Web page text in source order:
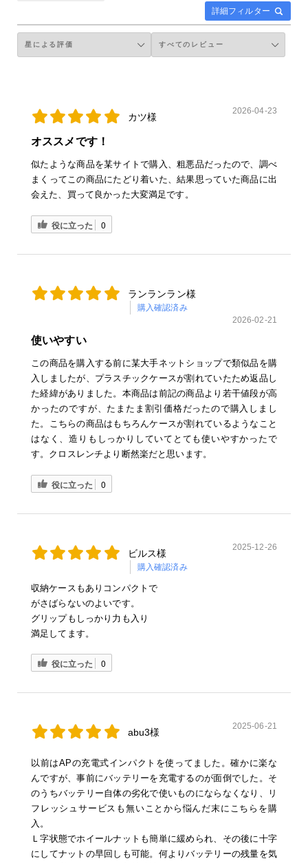
詳細フィルター
カツ様
2026-04-23
オススメです！
似たような商品を某サイトで購入、粗悪品だったので、調べ
まくってこの商品にたどり着いた、結果思っていた商品に出
会えた、買って良かった大変満足です。
役に立った 0
ランランラン様
購入確認済み
2026-02-21
使いやすい
この商品を購入する前に某大手ネットショップで類似品を購
入しましたが、プラスチックケースが割れていたため返品し
た経緯がありました。本商品は前記の商品より若干値段が高
かったのですが、たまたま割引価格だったので購入しまし
た。こちらの商品はもちろんケースが割れているようなこと
はなく、造りもしっかりしていてとても使いやすかったで
す。クロスレンチより断然楽だと思います。
役に立った 0
ビルス様
購入確認済み
2025-12-26
収納ケースもありコンパクトで
がさばらないのよいです。
グリップもしっかり力も入り
満足してます。
役に立った 0
abu3様
2025-06-21
以前はAPの充電式インパクトを使ってました。確かに楽な
んですが、事前にバッテリーを充電するのが面倒でした。そ
のうちバッテリー自体の劣化で使いものにならなくなり、リ
フレッシュサービスも無いことから悩んだ末にこちらを購
入。
Ｌ字状態でホイールナットも簡単に緩められ、その後に十字
にしてナットの早回しも可能。何よりバッテリーの残量を気